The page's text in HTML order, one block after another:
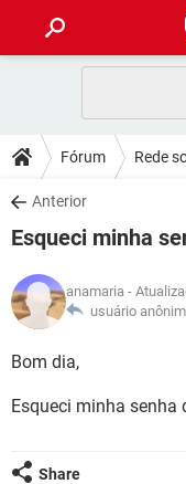
CELULAR
OUTLOOK
INSTAGRAM
GUIA DE COMPRAS
DICAS
JOGOS
INSTAGRAM
GUIA DE COMPRAS
DOWNLOADS
JOGOS
CELULAR
OUTLOOK
INSTAGRAM
FÓRUM
JOGOS
CELULAR
OUTLOOK
INSTAGRAM
GLOSSÁRIO
JOGOS
INSTAGRAM
Fórum Rede
Anterior
Esqueci minha
anamaria -
usuário
Bom dia,
Esqueci minha senha
Share